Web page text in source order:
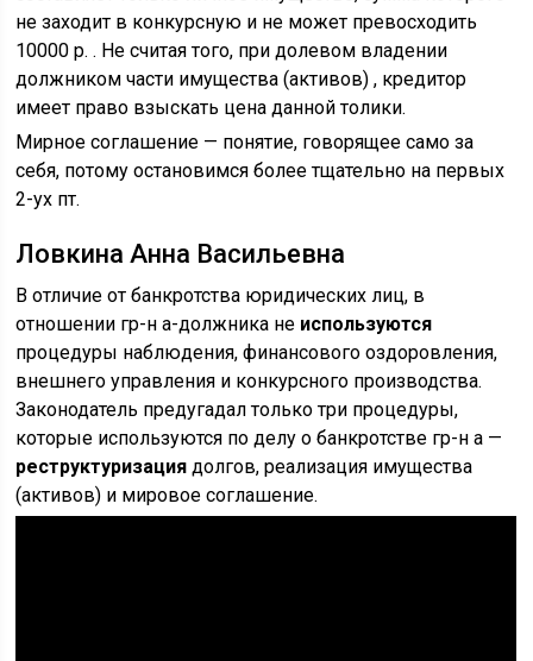
не заходит в конкурсную и не может превосходить
10000 р. . Не считая того, при долевом владении
должником части имущества (активов) , кредитор
имеет право взыскать цена данной толики.
Мирное соглашение — понятие, говорящее само за
себя, потому остановимся более тщательно на первых
2-ух пт.
Ловкина Анна Васильевна
В отличие от банкротства юридических лиц, в
отношении гр-н а-должника не используются
процедуры наблюдения, финансового оздоровления,
внешнего управления и конкурсного производства.
Законодатель предугадал только три процедуры,
которые используются по делу о банкротстве гр-н а —
реструктуризация долгов, реализация имущества
(активов) и мировое соглашение.